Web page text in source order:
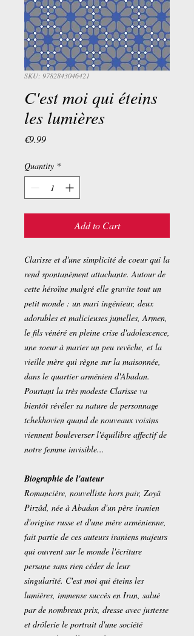
SKU: 9782843046421
C'est moi qui éteins
les lumières
€9.99Price
Quantity *
Add to Cart
Clarisse et d'une simplicité de coeur qui la
rend spontanément attachante. Autour de
cette héroïne malgré elle gravite tout un
petit monde : un mari ingénieur, deux
adorables et malicieuses jumelles, Armen,
le fils vénéré en pleine crise d'adolescence,
une soeur à marier un peu revêche, et la
vieille mère qui règne sur la maisonnée,
dans le quartier arménien d'Abadan.
Pourtant la très modeste Clarisse va
bientôt révéler sa nature de personnage
tchekhovien quand de nouveaux voisins
viennent bouleverser l'équilibre affectif de
notre femme invisible...
Biographie de l'auteur
Romancière, nouvelliste hors pair, Zoyâ
Pirzâd, née à Abadan d'un père iranien
d'origine russe et d'une mère arménienne,
fait partie de ces auteurs iraniens majeurs
qui ouvrent sur le monde l'écriture
persane sans rien céder de leur
singularité. C'est moi qui éteins les
lumières, immense succès en Iran, salué
par de nombreux prix, dresse avec justesse
et drôlerie le portrait d'une société